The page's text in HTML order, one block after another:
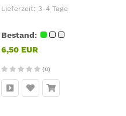
Lieferzeit: 3-4 Tage
Bestand:
6,50 EUR
(0)